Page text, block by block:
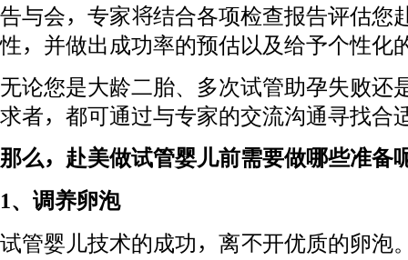
告与会，专家将结合各项检查报告评估您
性，并做出成功率的预估以及给予个性化
无论您是大龄二胎、多次试管助孕失败还
求者，都可通过与专家的交流沟通寻找合
那么，赴美做试管婴儿前需要做哪些准备
1、调养卵泡
试管婴儿技术的成功，离不开优质的卵泡